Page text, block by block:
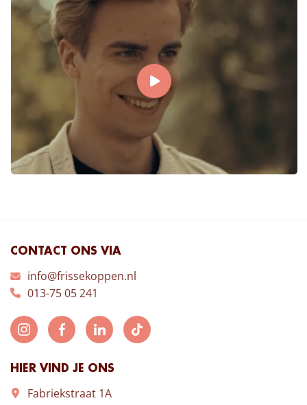
CONTACT ONS VIA
info@frissekoppen.nl
013-75 05 241
HIER VIND JE ONS
Fabriekstraat 1A